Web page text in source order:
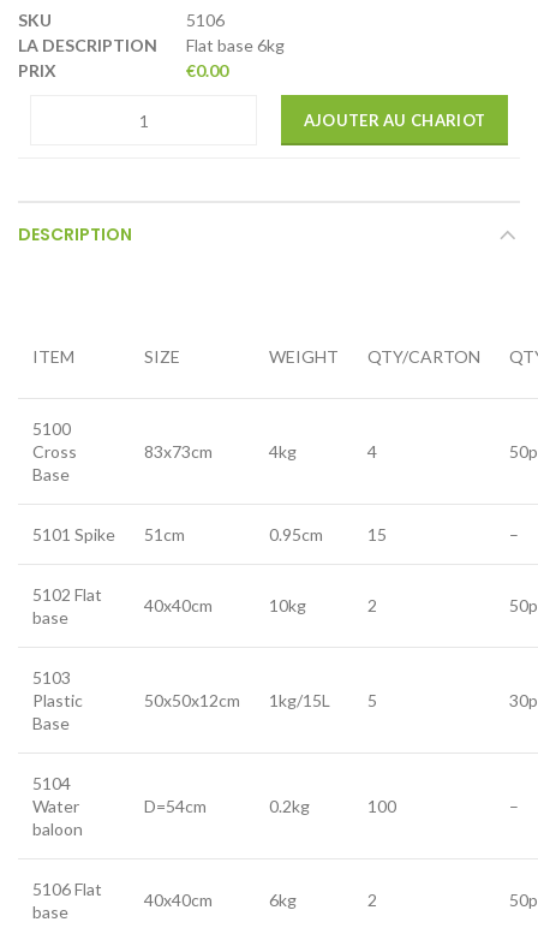
5106
Flat base 6kg
€0.00
AJOUTER AU CHARIOT
DESCRIPTION
ITEM SIZE WEIGHT QTY/CARTON
5100
Cross
Base
83x73cm 4kg 4
5101 Spike 51cm 0.95cm 15 –
5102 Flat
base
40x40cm 10kg 2
5103
Plastic
Base
50x50x12cm 1kg/15L 5
5104
Water
baloon
D=54cm 0.2kg 100 –
5106 Flat
base
40x40cm 6kg 2